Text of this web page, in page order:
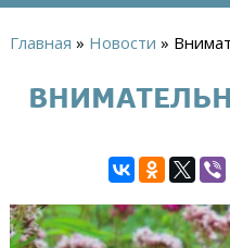
здесь
Главная » Новости »